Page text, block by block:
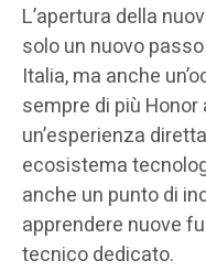
L’apertura della
solo un nuovo
Italia, ma anche
sempre di più
un’esperienza
ecosistema
anche un punto di
apprendere nuove
tecnico dedicato.